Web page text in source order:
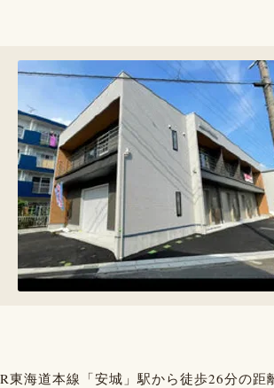
東海道本線「安城」駅から徒歩26分の